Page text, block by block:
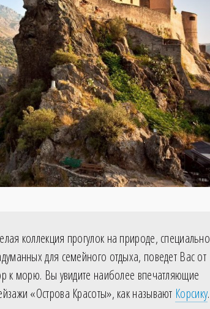
коллекция прогулок на природе, специально
для семейного отдыха, поведет Вас от
к морю. Вы увидите наиболее впечатляющие
«Острова Красоты», как называют Корсику.